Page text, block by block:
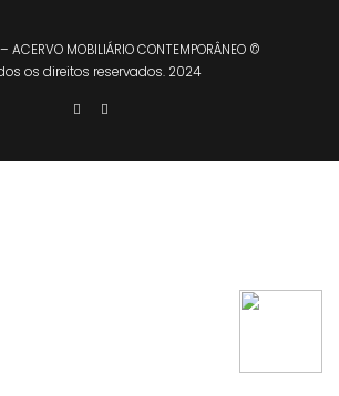
ACERVO MOBILIÁRIO CONTEMPORÂNEO ©
os direitos reservados. 2024